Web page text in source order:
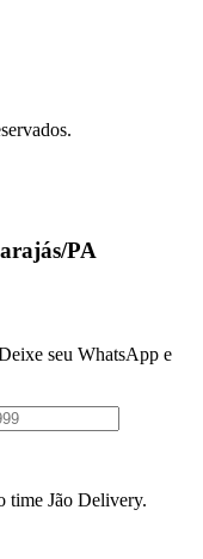
/PA
seu WhatsApp e
time Jão Delivery.